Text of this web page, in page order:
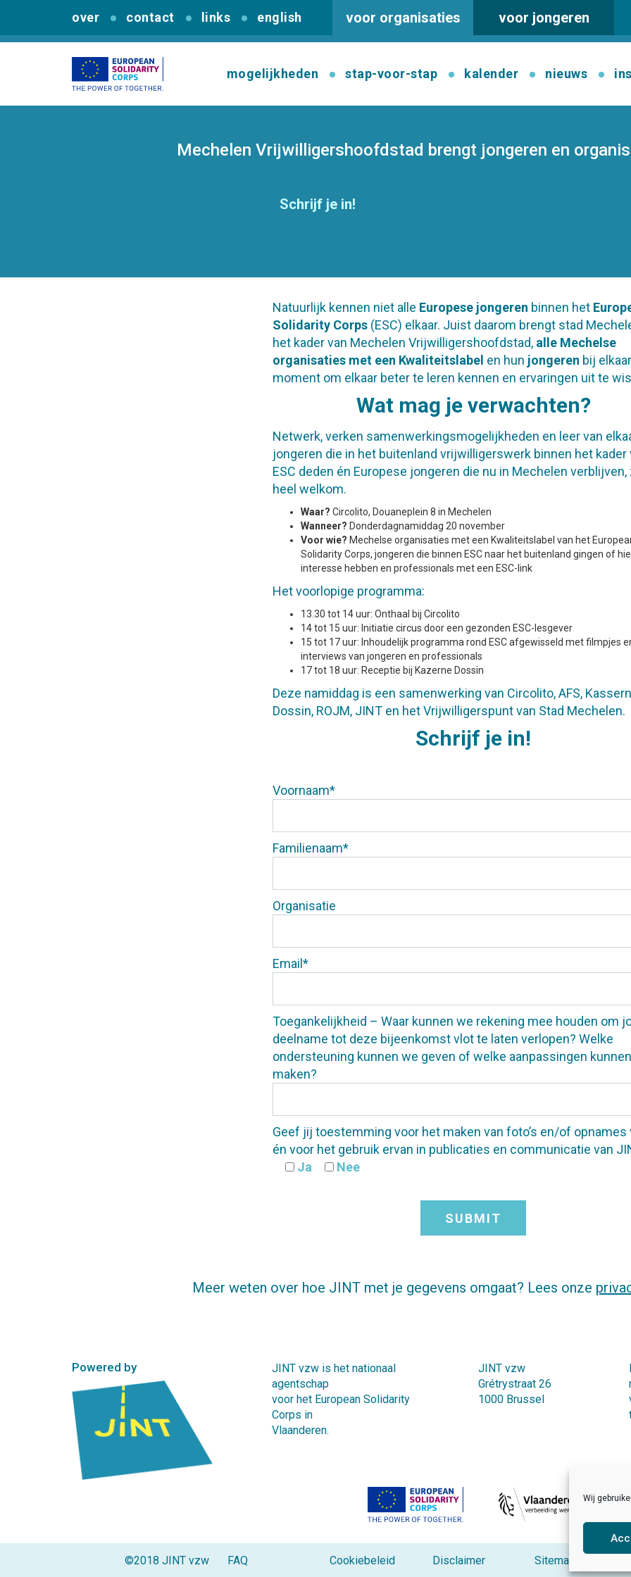
Wij
over contact links english voor organisaties voor jongeren
mogelijkheden stap-voor-stap kalender nieuws
Mechelen Vrijwilligershoofdstad brengt jongeren en
Schrijf je in!
Natuurlijk kennen niet alle Europese jongeren binnen het
Solidarity Corps (ESC) elkaar. Juist daarom brengt stad
het kader van Mechelen Vrijwilligershoofdstad, alle Mechelse
organisaties met een Kwaliteitslabel en hun jongeren bij
moment om elkaar beter te leren kennen en ervaringen uit te
Wat mag je verwachten?
Netwerk, verken samenwerkingsmogelijkheden en leer van
jongeren die in het buitenland vrijwilligerswerk binnen het kader
ESC deden én Europese jongeren die nu in Mechelen verblijven,
heel welkom.
Waar? Circolito, Douaneplein 8 in Mechelen
Wanneer? Donderdagnamiddag 20 november
Voor wie? Mechelse organisaties met een Kwaliteitslabel van het
Solidarity Corps, jongeren die binnen ESC naar het buitenland gingen of
interesse hebben en professionals met een ESC-link
Het voorlopige programma:
13.30 tot 14 uur: Onthaal bij Circolito
14 tot 15 uur: Initiatie circus door een gezonden ESC-lesgever
15 tot 17 uur: Inhoudelijk programma rond ESC afgewisseld met filmpjes
interviews van jongeren en professionals
17 tot 18 uur: Receptie bij Kazerne Dossin
Deze namiddag is een samenwerking van Circolito, AFS,
Dossin, ROJM, JINT en het Vrijwilligerspunt van Stad Mechelen.
Schrijf je in!
Voornaam*
Familienaam*
Organisatie
Email*
Toegankelijkheid – Waar kunnen we rekening mee houden om
deelname tot deze bijeenkomst vlot te laten verlopen? Welke
ondersteuning kunnen we geven of welke aanpassingen
maken?
Geef jij toestemming voor het maken van foto’s en/of opnames
én voor het gebruik ervan in publicaties en communicatie van
Ja
Nee
Meer weten over hoe JINT met je gegevens omgaat? Lees onze
Powered by
JINT vzw is het nationaal
agentschap
voor het European Solidarity
Corps in
Vlaanderen.
JINT vzw
Grétrystraat 26
1000 Brussel
©2018 JINT vzw FAQ Cookiebeleid Disclaimer Sitemap